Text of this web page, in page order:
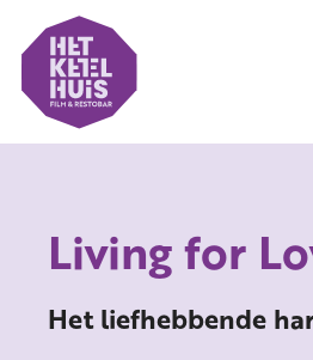
Living for
Het liefhebbende